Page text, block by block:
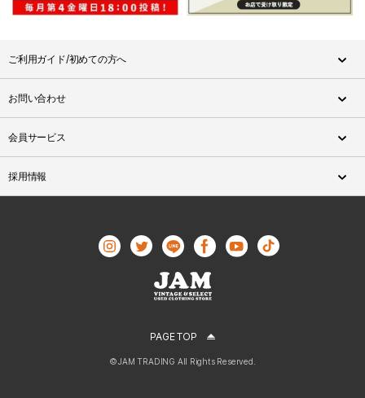
ご利用ガイド/初めての方へ
お問い合わせ
会員サービス
採用情報
PAGE TOP
©JAM TRADING All Rights Reserved.